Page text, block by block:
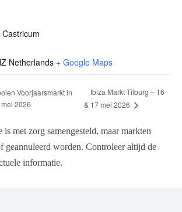
Netherlands + Google Maps
Voorjaarsmarkt in
2026
Ibiza Markt Tilburg – 16
& 17 mei 2026
met zorg samengesteld, maar markten
geannuleerd worden. Controleer altijd de
informatie.